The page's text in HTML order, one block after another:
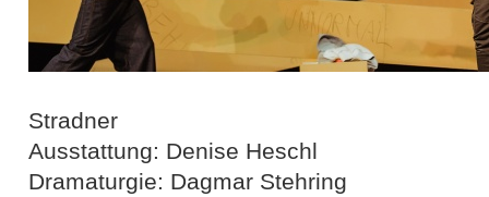
Stradner
Ausstattung: Denise Heschl
Dramaturgie: Dagmar Stehring